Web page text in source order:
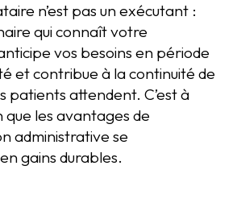
n’est pas un exécutant :
qui connaît votre
vos besoins en période
et contribue à la continuité de
patients attendent. C’est à
que les avantages de
administrative se
gains durables.